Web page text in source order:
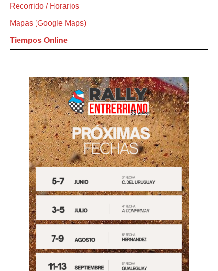
Recorrido / Horarios
Mapas (Google Maps)
Tiempos Online